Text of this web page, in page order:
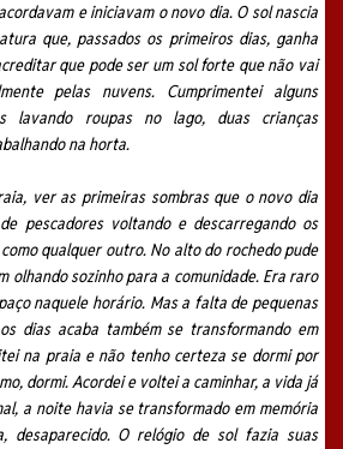
e iniciavam o novo dia. O sol nascia
que, passados os primeiros dias, ganha
que pode ser um sol forte que não vai
pelas nuvens. Cumprimentei alguns
lavando roupas no lago, duas crianças
trabalhando na horta.
ver as primeiras sombras que o novo dia
pescadores voltando e descarregando os
qualquer outro. No alto do rochedo pude
olhando sozinho para a comunidade. Era raro
naquele horário. Mas a falta de pequenas
dias acaba também se transformando em
na praia e não tenho certeza se dormi por
dormi. Acordei e voltei a caminhar, a vida já
a noite havia se transformado em memória
desaparecido. O relógio de sol fazia suas